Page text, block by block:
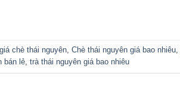
chè thái nguyên, Chè thái nguyên giá bao nhiêu,
bán lẻ, trà thái nguyên giá bao nhiêu